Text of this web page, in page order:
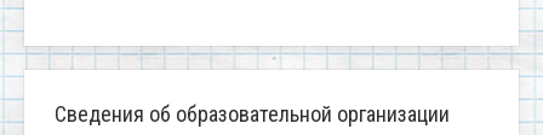
Сведения об образовательной организации